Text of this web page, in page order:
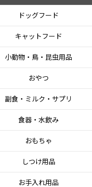
ドッグフード
キャットフード
小動物・鳥・昆虫用品
おやつ
副食・ミルク・サプリ
食器・水飲み
おもちゃ
しつけ用品
お手入れ用品